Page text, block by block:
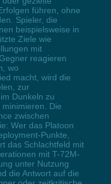
führen, ohne
Spieler, die
beispielsweise in
Ziele wie
mit
reagieren
wo
macht, wird die
zur
Dunkeln zu
Die
zwischen
Wer das Platoon
Punkte,
das Schlachtfeld mit
mit T-72M-
unter Nutzung
die Antwort auf die